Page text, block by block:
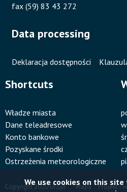
We use cookies on this
fax (59) 83 43 272
Data processing
Deklaracja dostępności
Shortcuts
Władze miasta
Dane teleadresowe
Konto bankowe
Pozyskane środki
Ostrzeżenia meteorologiczne
Copyright 2020 Urząd
Mapa
Projekt i